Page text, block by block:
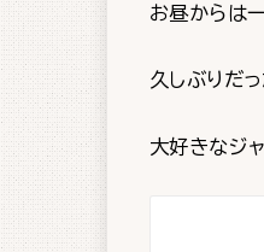
お昼からは
久しぶりだ
大好きなジ